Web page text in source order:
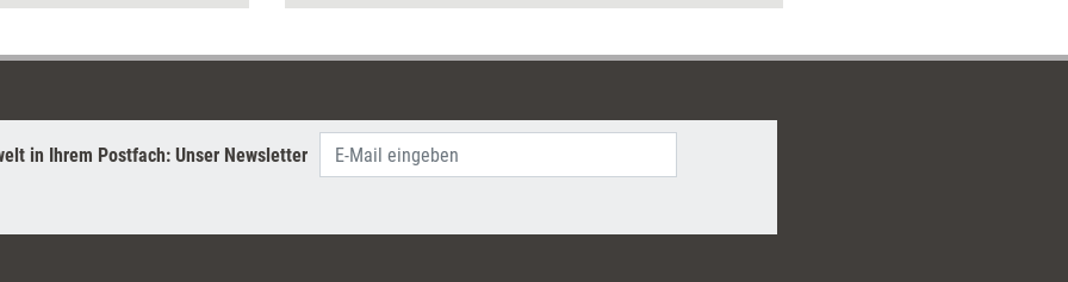
auf sein umfangreiches Werk.
Wörterbuch, ein Mediations-Tool - und
nicht(!) schmutzig macht.
in Ihrem Postfach: Unser Newsletter